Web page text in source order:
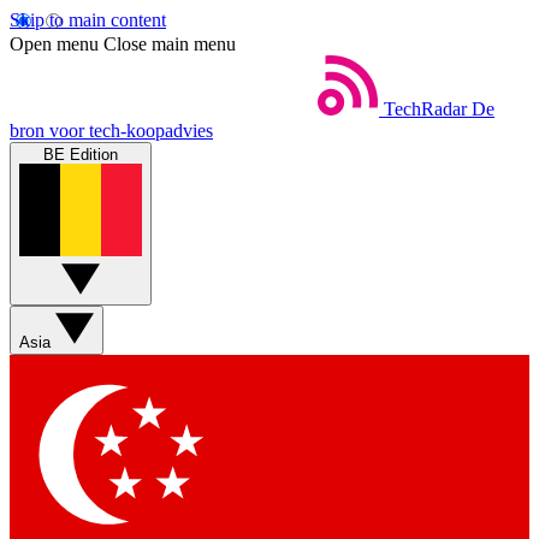
Skip to main content
Open menu Close main menu
TechRadar De
bron voor tech-koopadvies
BE Edition
Asia